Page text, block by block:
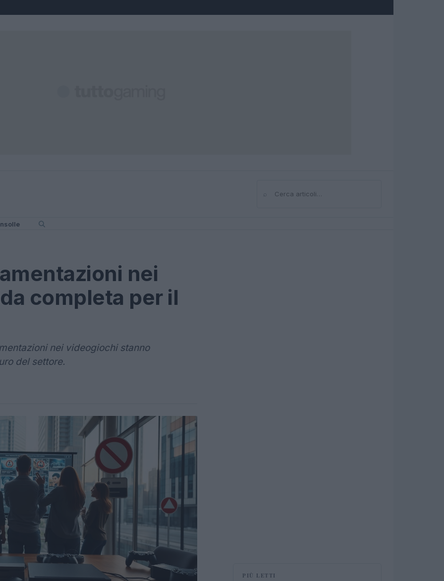
Cerca
nei
completa per il
nei videogiochi stanno
del settore.
PIÙ LETTI